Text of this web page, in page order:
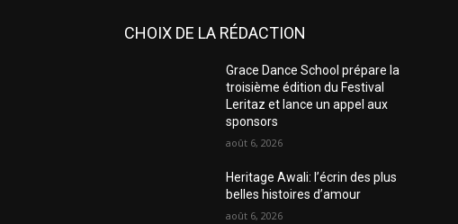
CHOIX DE LA RÉDACTION
Grace Dance School prépare la
troisième édition du Festival
Leritaz et lance un appel aux
sponsors
août 6, 2026
Heritage Awali: l’écrin des plus
belles histoires d’amour
août 6, 2026